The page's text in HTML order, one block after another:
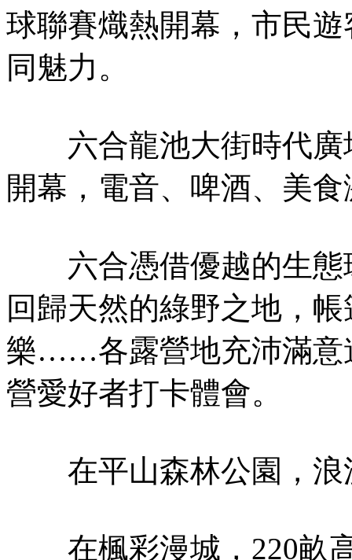
球聯賽熾熱開幕，市民
同魅力。
六合龍池大街時代廣
開幕，電音、啤酒、美
六合憑借優越的生態
回歸天然的綠野之地，
樂……各露營地充沛滿意
營愛好者打卡體會。
在平山森林公園，浪
在楓彩漫城，220畝高